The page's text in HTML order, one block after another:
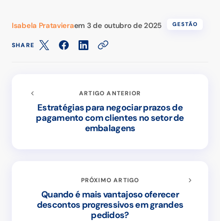
Isabela Pratavieraem 3 de outubro de 2025 GESTÃO
SHARE
ARTIGO ANTERIOR
Estratégias para negociar prazos de
pagamento com clientes no setor de
embalagens
PRÓXIMO ARTIGO
Quando é mais vantajoso oferecer
descontos progressivos em grandes
pedidos?